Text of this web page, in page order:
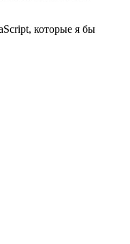
которые я бы